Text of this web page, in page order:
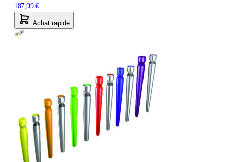
187,99 €
Achat rapide